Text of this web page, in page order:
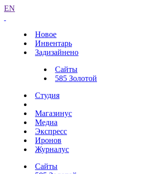
EN
Новое
Инвентарь
Задизайнено
Сайты
585 Золотой
Студия
Магазинус
Медиа
Экспресс
Иронов
Журналус
Сайты